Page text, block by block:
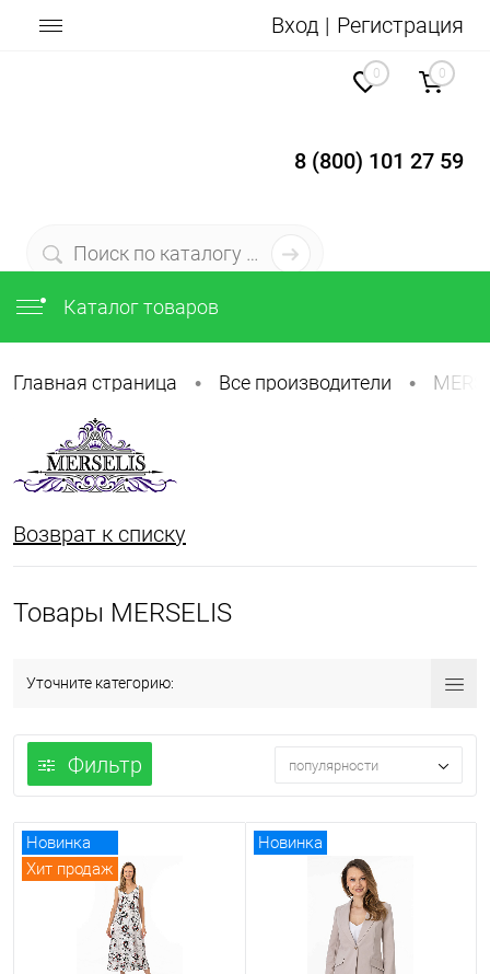
Вход Регистрация
8 (800) 101 27 59
0 0
Каталог товаров
Главная страница • Все производители •
Возврат к списку
Товары MERSELIS
Уточните категорию:
Фильтр популярности
Новинка
Хит продаж
Новинка